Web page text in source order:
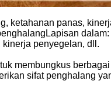
ketahanan panas,
penyegelan, dll.
membungkus
sifat penghalang